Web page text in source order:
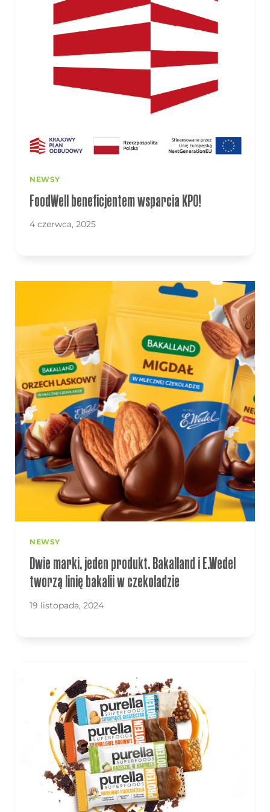
NEWSY
FoodWell beneficjentem wsparcia KPO!
4 czerwca, 2025
NEWSY
Dwie marki, jeden produkt. Bakalland i E.Wedel
tworzą linię bakalii w czekoladzie
19 listopada, 2024